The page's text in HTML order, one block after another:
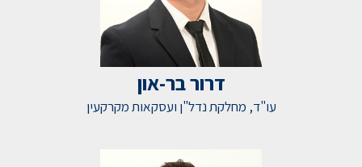
דרור בר-און
עו"ד, מחלקת נדל"ן ועסקאות מקרקעין